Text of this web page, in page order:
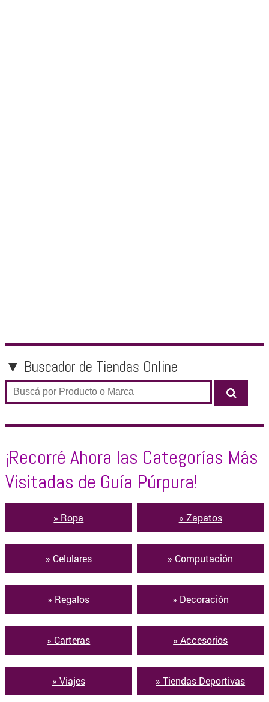
▼ Buscador de Tiendas Online
¡Recorré Ahora las Categorías Más
Visitadas de Guía Púrpura!
» Ropa » Zapatos
» Celulares » Computación
» Regalos » Decoración
» Carteras » Accesorios
» Viajes » Tiendas Deportivas